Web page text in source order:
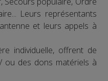
Leurs représentants
et leurs appels à
individuelle, offrent de
ou des dons matériels à